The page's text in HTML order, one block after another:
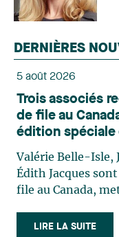
DERNIÈRES
5 août 2026
Trois associés
de file au
édition spéciale
Valérie Belle-Isle,
Édith Jacques
file au Canada,
le domaine du
LIRE LA SUITE